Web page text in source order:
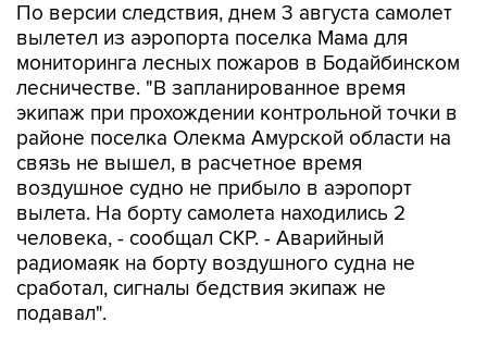
По версии следствия, днем 3 августа самолет
вылетел из аэропорта поселка Мама для
мониторинга лесных пожаров в Бодайбинском
лесничестве. "В запланированное время
экипаж при прохождении контрольной точки в
районе поселка Олекма Амурской области на
связь не вышел, в расчетное время
воздушное судно не прибыло в аэропорт
вылета. На борту самолета находились 2
человека, - сообщал СКР. - Аварийный
радиомаяк на борту воздушного судна не
сработал, сигналы бедствия экипаж не
подавал".